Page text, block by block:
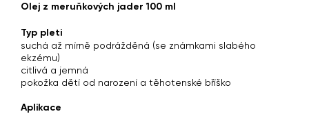
Olej z meruňkových jader 100 ml
Typ pleti
suchá až mírně podrážděná (se známkami slabého
ekzému)
citlivá a jemná
pokožka dětí od narození a těhotenské bříško
Aplikace